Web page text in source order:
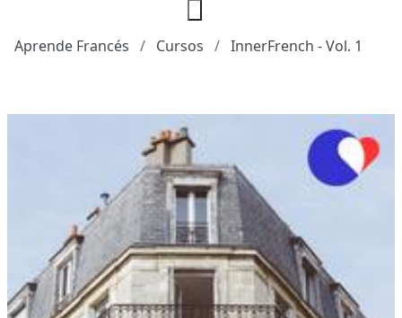
Aprende Francés Cursos InnerFrench - Vol. 1